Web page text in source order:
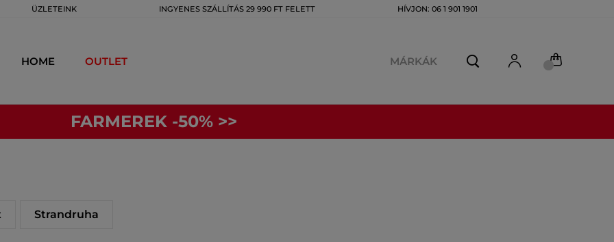
ÜZLETEINK INGYENES SZÁLLÍTÁS 29 990 FT FELETT HÍVJON: 06 1 901 1901
HOME OUTLET MÁRKÁK
FARMEREK -50% >>
Strandruha